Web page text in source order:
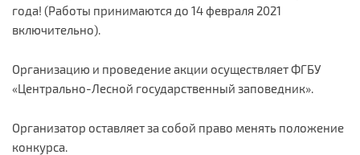
года! (Работы принимаются до 14 февраля 2021
включительно).
Организацию и проведение акции осуществляет ФГБУ
«Центрально-Лесной государственный заповедник».
Организатор оставляет за собой право менять положение
конкурса.